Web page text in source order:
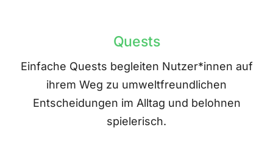
Quests
Einfache Quests begleiten Nutzer*innen auf
ihrem Weg zu umweltfreundlichen
Entscheidungen im Alltag und belohnen
spielerisch.